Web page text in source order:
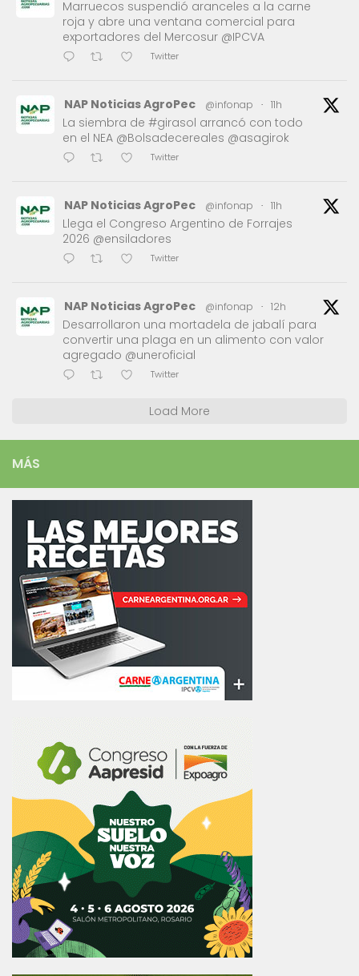
Marruecos suspendió aranceles a la carne
roja y abre una ventana comercial para
exportadores del Mercosur @IPCVA
Twitter
NAP Noticias AgroPec @infonap · 11h
La siembra de #girasol arrancó con todo
en el NEA @Bolsadecereales @asagirok
Twitter
NAP Noticias AgroPec @infonap · 11h
Llega el Congreso Argentino de Forrajes
2026 @ensiladores
Twitter
NAP Noticias AgroPec @infonap · 12h
Desarrollaron una mortadela de jabalí para
convertir una plaga en un alimento con valor
agregado @uneroficial
Twitter
Load More
MÁS